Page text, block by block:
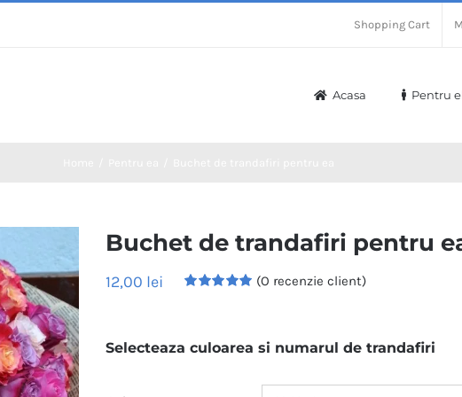
Shopping Cart
Acasa Pentru
Buchet de trandafiri pentru
12,00 lei
evaluări a
clientului
(O recenzie client)
Selecteaza culoarea si numarul de trandafiri